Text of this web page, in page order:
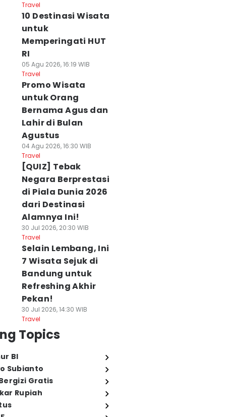
Travel
10 Destinasi Wisata
untuk
Memperingati HUT
RI
05 Agu 2026, 16:19 WIB
Travel
Promo Wisata
untuk Orang
Bernama Agus dan
Lahir di Bulan
Agustus
04 Agu 2026, 16:30 WIB
Travel
[QUIZ] Tebak
Negara Berprestasi
di Piala Dunia 2026
dari Destinasi
Alamnya Ini!
30 Jul 2026, 20:30 WIB
Travel
Selain Lembang, Ini
7 Wisata Sejuk di
Bandung untuk
Refreshing Akhir
Pekan!
30 Jul 2026, 14:30 WIB
Travel
Topics
BI
Subianto
Gratis
Rupiah